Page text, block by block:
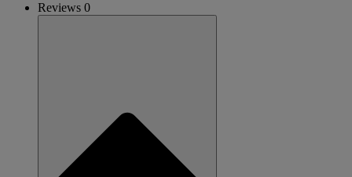
Reviews 0